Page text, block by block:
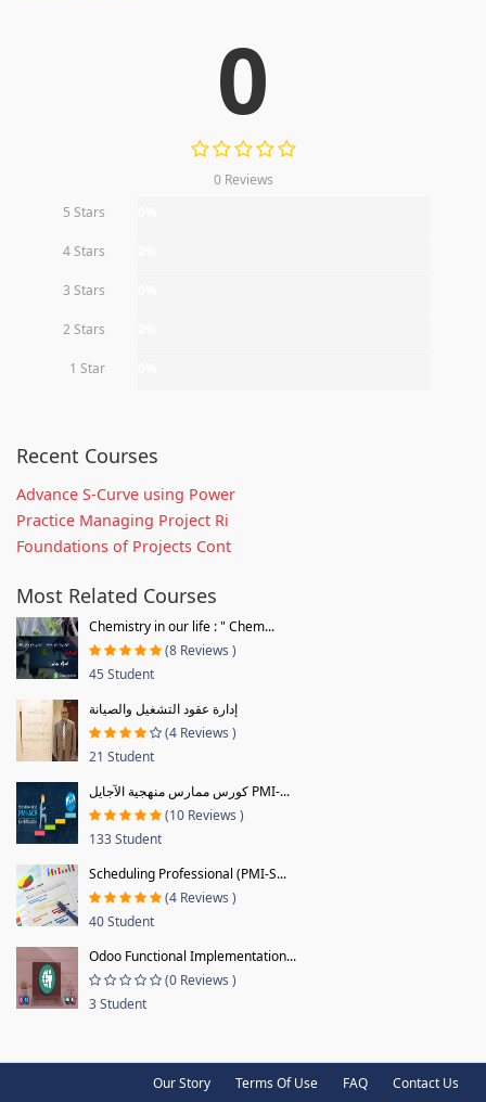
0
0 Reviews
5 Stars
4 Stars
3 Stars
2 Stars
1 Star
Recent Courses
Advance S-Curve using Power
Practice Managing Project Ri
Foundations of Projects Cont
Most Related Courses
Chemistry in our life : " Chem...
(8 Reviews )
45 Student
إدارة عقود التشغيل والصيانة
(4 Reviews )
21 Student
كورس ممارس منهجية الآجايل PMI-...
(10 Reviews )
133 Student
Scheduling Professional (PMI-S...
(4 Reviews )
40 Student
Odoo Functional Implementation...
(0 Reviews )
3 Student
Our Story Terms Of Use FAQ Contact Us